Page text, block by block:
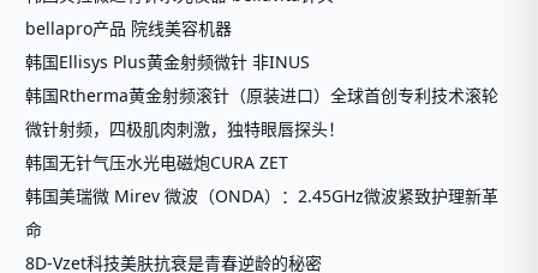
bellapro产品 院线美容机器
韩国Ellisys Plus黄金射频微针 非INUS
韩国Rtherma黄金射频滚针（原装进口）全球首创专利技术滚轮
微针射频，四极肌肉刺激，独特眼唇探头！
韩国无针气压水光电磁炮CURA ZET
韩国美瑞微 Mirev 微波（ONDA）：2.45GHz微波紧致护理新革
命
8D-Vzet科技美肤抗衰是青春逆龄的秘密